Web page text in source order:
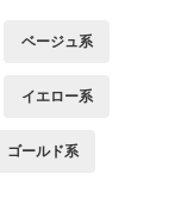
ベージュ系
イエロー系
ゴールド系